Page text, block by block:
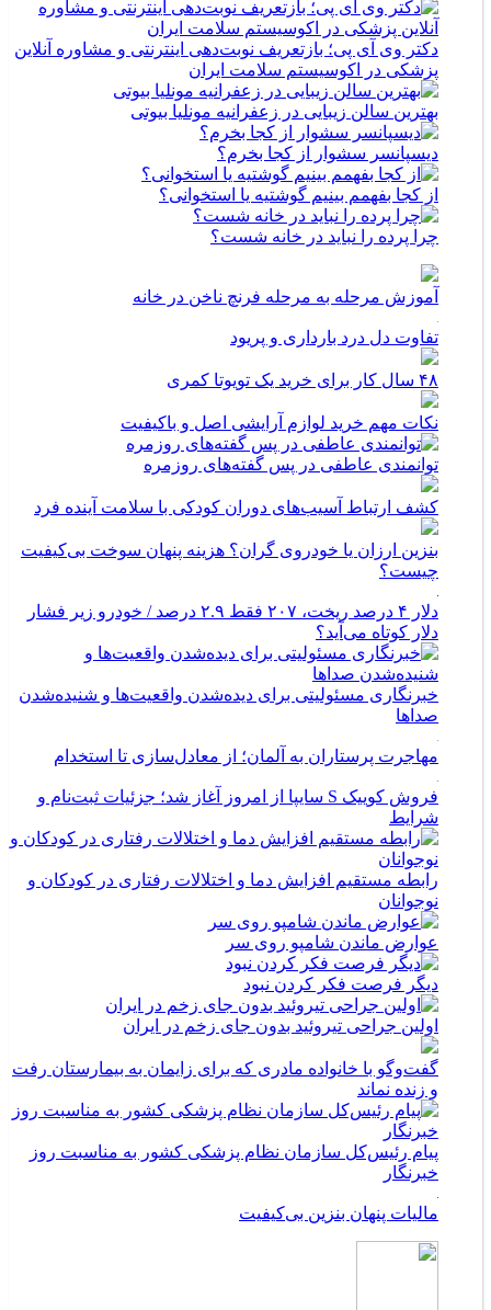
دکتر وی آی پی؛ بازتعریف نوبت‌دهی اینترنتی و مشاوره آنلاین
پزشکی در اکوسیستم سلامت ایران
بهترین سالن زیبایی در زعفرانیه مونلیا بیوتی
دیسپانسر سشوار از کجا بخرم؟
از کجا بفهمم بینیم گوشتیه یا استخوانی؟
چرا پرده را نباید در خانه شست؟
آموزش مرحله به مرحله فرنچ ناخن در خانه
تفاوت دل درد بارداری و پریود
۴۸ سال کار برای خرید یک تویوتا کمری
نکات مهم خرید لوازم آرایشی اصل و باکیفیت
توانمندی عاطفی در پس گفته‌های روزمره
کشف ارتباط آسیب‌های دوران کودکی با سلامت آینده فرد
بنزین ارزان یا خودروی گران؟ هزینه پنهان سوخت بی‌کیفیت
چیست؟
دلار ۴ درصد ریخت، ۲۰۷ فقط ۲.۹ درصد / خودرو زیر فشار
دلار کوتاه می‌آید؟
خبرنگاری مسئولیتی برای دیده‌شدن واقعیت‌ها و شنیده‌شدن
صداها
مهاجرت پرستاران به آلمان؛ از معادل‌سازی تا استخدام
فروش کوییک S سایپا از امروز آغاز شد؛ جزئیات ثبت‌نام و
شرایط
رابطه مستقیم افزایش دما و اختلالات رفتاری در کودکان و
نوجوانان
عوارض ماندن شامپو روی سر
دیگر فرصت فکر کردن نبود
اولین جراحی تیروئید بدون جای زخم در ایران
گفت‌وگو با خانواده مادری که برای زایمان به بیمارستان رفت
و زنده نماند
پیام رئیس‌کل سازمان نظام پزشکی کشور به مناسبت روز
خبرنگار
مالیات پنهان بنزین بی‌کیفیت